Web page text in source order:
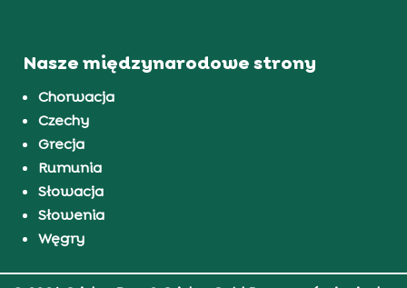
Nasze międzynarodowe strony
Chorwacja
Czechy
Grecja
Rumunia
Słowacja
Słowenia
Węgry